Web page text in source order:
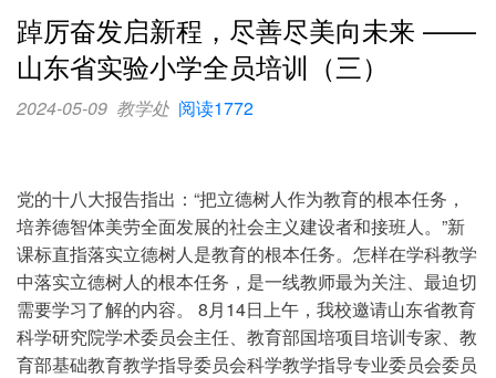
踔厉奋发启新程，尽善尽美向未来 ——
山东省实验小学全员培训（三）
2024-05-09 教学处 阅读1772
党的十八大报告指出：“把立德树人作为教育的根本任务，
培养德智体美劳全面发展的社会主义建设者和接班人。”新
课标直指落实立德树人是教育的根本任务。怎样在学科教学
中落实立德树人的根本任务，是一线教师最为关注、最迫切
需要学习了解的内容。 8月14日上午，我校邀请山东省教育
科学研究院学术委员会主任、教育部国培项目培训专家、教
育部基础教育教学指导委员会科学教学指导专业委员会委员